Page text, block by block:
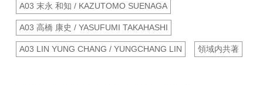
A03 末永 和知 / KAZUTOMO SUENAGA
A03 高橋 康史 / YASUFUMI TAKAHASHI
A03 LIN YUNG CHANG / YUNGCHANG LIN 領域内共著